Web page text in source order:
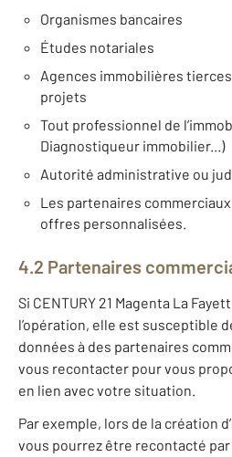
Organismes bancaires
Études notariales
Agences immobilières
projets
Tout professionnel de
Diagnostiqueur immobilier...)
Autorité administrative ou
Les partenaires
offres personnalisées.
4.2 Partenaires
Si CENTURY 21 Magenta La
l’opération, elle est susceptible
données à des partenaires
vous recontacter pour vous
en lien avec votre situation.
Par exemple, lors de la création
vous pourrez être recontacté